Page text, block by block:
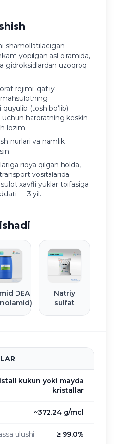
shamollatiladigan
yopilgan asl oʻramida,
gidroksidlardan uzoqroq
rejimi: qatʼiy
mahsulotning
(tosh boʻlib)
uchun haroratning keskin
lozim.
nurlari va namlik
rioya qilgan holda,
vositalarida
xavfli yuklar toifasiga
— 3 yil.
DEA
Natriy
sulfat
kukun yoki mayda
kristallar
~372.24 g/mol
ulushi ≥ 99.0%